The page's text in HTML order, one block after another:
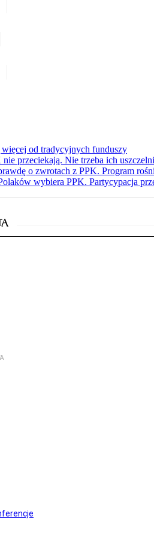
więcej od tradycyjnych funduszy
przeciekają. Nie trzeba ich
o zwrotach z PPK. Program
wybiera PPK. Partycypacja